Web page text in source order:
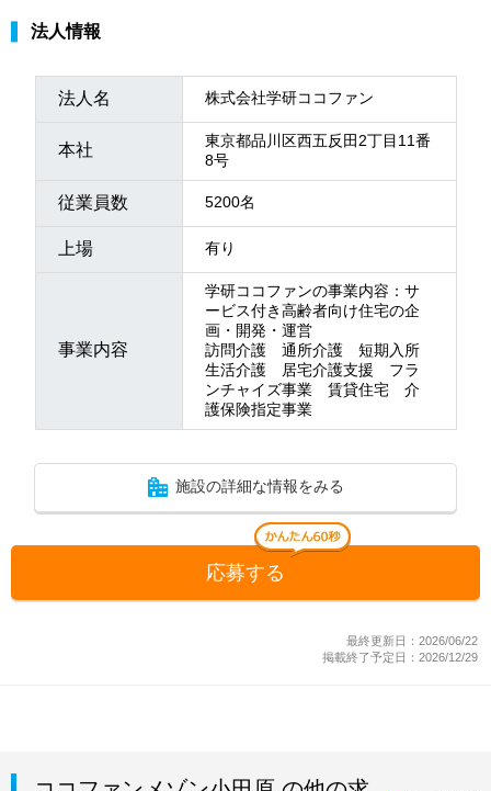
法人情報
法人名 株式会社学研ココファン
本社
東京都品川区西五反田2丁目11番
8号
従業員数 5200名
上場 有り
事業内容
学研ココファンの事業内容：サ
ービス付き高齢者向け住宅の企
画・開発・運営
訪問介護 通所介護 短期入所
生活介護 居宅介護支援 フラ
ンチャイズ事業 賃貸住宅 介
護保険指定事業
施設の詳細な情報をみる
応募する
最終更新日：2026/06/22
掲載終了予定日：2026/12/29